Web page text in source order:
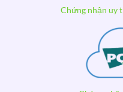
Chứng nhận uy